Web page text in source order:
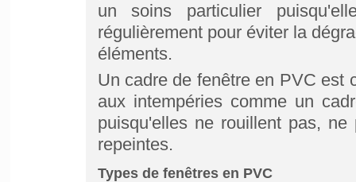
un soins particulier
régulièrement pour éviter la
éléments.
Un cadre de fenêtre en PVC est
aux intempéries comme un
puisqu'elles ne rouillent pas,
repeintes.
Types de fenêtres en PVC